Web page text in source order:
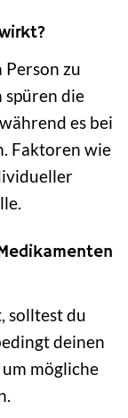
zu
spüren die
es bei
Faktoren wie
solltest du
deinen
mögliche